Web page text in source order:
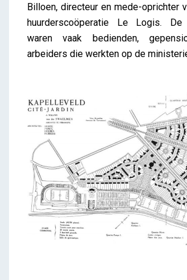
Billoen, directeur en mede-oprichter
huurderscoöperatie Le Logis. De
waren vaak bedienden,
arbeiders die werkten op de